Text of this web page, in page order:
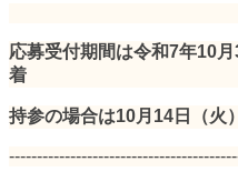
応募受付期間は令和7年10
着
持参の場合は10月14日（火